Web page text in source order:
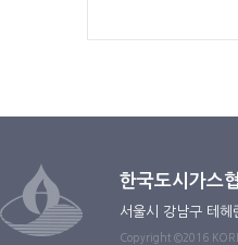
한국도시가스
서울시 강남구 테
Copyright ©2016